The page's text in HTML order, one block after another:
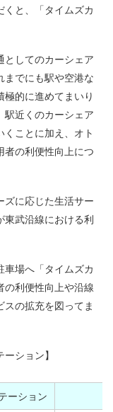
くと、「タイムズカ
してのカーシェア
までにも駅や空港な
極的に進めてまいり
駅近くのカーシェア
くことに加え、オト
者の利便性向上につ
に応じた生活サー
武沿線における利
場へ「タイムズカ
の利便性向上や沿線
の拡充を図ってま
ション】
ーション